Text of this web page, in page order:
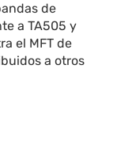
de
a TA505 y
el MFT de
a otros